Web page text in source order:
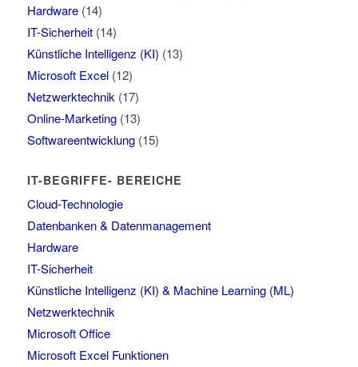
Hardware(14)
IT-Sicherheit(14)
Künstliche Intelligenz (KI) (13)
Microsoft Excel(12)
Netzwerktechnik(17)
Online-Marketing(13)
Softwareentwicklung(15)
IT-BEGRIFFE- BEREICHE
Cloud-Technologie
Datenbanken & Datenmanagement
Hardware
IT-Sicherheit
Künstliche Intelligenz (KI) & Machine Learning (ML)
Netzwerktechnik
Microsoft Office
Microsoft Excel Funktionen